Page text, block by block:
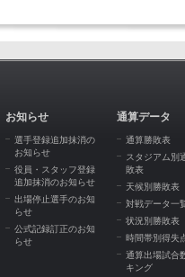
お知らせ
選手登録追加抹消の
お知らせ
役員・スタッフ登録
追加抹消のお知らせ
出場停止選手のお知
らせ
公式記録訂正のお知
らせ
通算データ
通算勝敗表
スタジアム別
敗表
天候別勝敗表
対戦データ一
状況別勝敗表
時間帯別得失
通算出場試合
キング